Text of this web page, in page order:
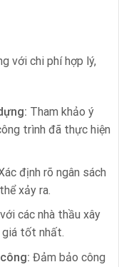
với chi phí hợp lý,
Tham khảo ý
trình đã thực hiện
định rõ ngân sách
xảy ra.
các nhà thầu xây
giá tốt nhất.
Đảm bảo công